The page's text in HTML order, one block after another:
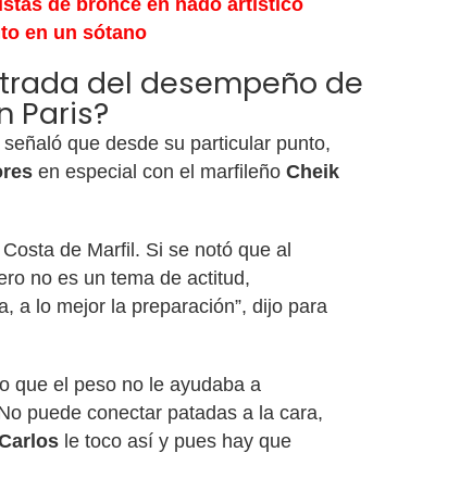
de bronce en nado artístico
en un sótano
del desempeño de
Paris?
señaló que desde su particular punto,
en especial con el marfileño Cheik
de Marfil. Si se notó que al
no es un tema de actitud,
a lo mejor la preparación”, dijo para
que el peso no le ayudaba a
puede conectar patadas a la cara,
le toco así y pues hay que